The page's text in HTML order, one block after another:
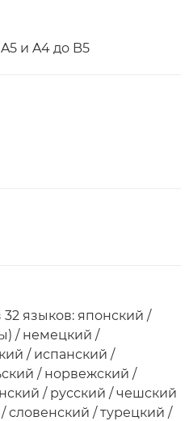
и A4 до B5
языков: японский /
/ немецкий /
/ испанский /
/ норвежский /
/ русский / чешский
словенский / турецкий /